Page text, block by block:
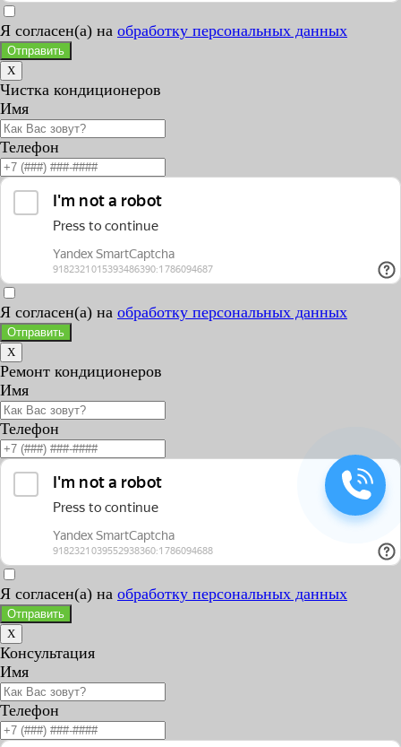
Я согласен(а) на обработку персональных данных
Отправить
X
Чистка кондиционеров
Имя
Телефон
Я согласен(а) на обработку персональных данных
Отправить
X
Ремонт кондиционеров
Имя
Телефон
Я согласен(а) на обработку персональных данных
Отправить
X
Консультация
Имя
Телефон